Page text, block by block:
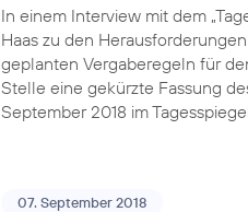
In einem Interview mit dem
Haas zu den
geplanten Vergaberegeln für
Stelle eine gekürzte Fassung
September 2018 im
07. September 2018